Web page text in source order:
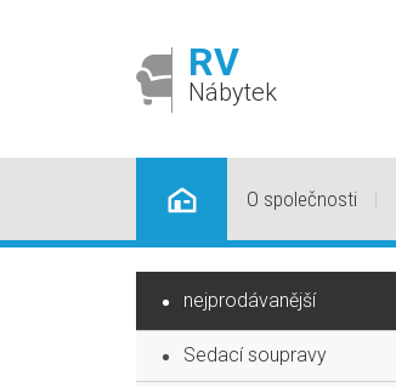
RV
Nábytek
O společnosti
nejprodávanější
Sedací soupravy